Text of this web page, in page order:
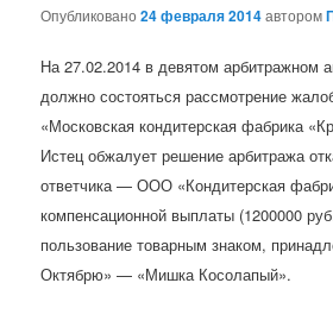
Опубликовано24 февраля 2014автором
На 27.02.2014 в девятом арбитражном
должно состояться рассмотрение
«Московская кондитерская фабрика
Истец обжалует решение арбитража
ответчика — ООО «Кондитерская
компенсационной выплаты (1200000
пользование товарным знаком,
Октябрю» — «Мишка Косолапый».